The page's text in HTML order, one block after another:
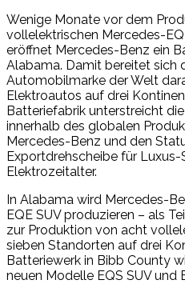
Wenige Monate vor dem
vollelektrischen Mercedes-
eröffnet Mercedes-Benz ein
Alabama. Damit bereitet sich
Automobilmarke der Welt
Elektroautos auf drei
Batteriefabrik unterstreicht
innerhalb des globalen
Mercedes-Benz und den
Exportdrehscheibe für Luxus-
Elektrozeitalter.
In Alabama wird Mercedes-
EQE SUV produzieren – als
zur Produktion von acht
sieben Standorten auf drei
Batteriewerk in Bibb County
neuen Modelle EQS SUV und